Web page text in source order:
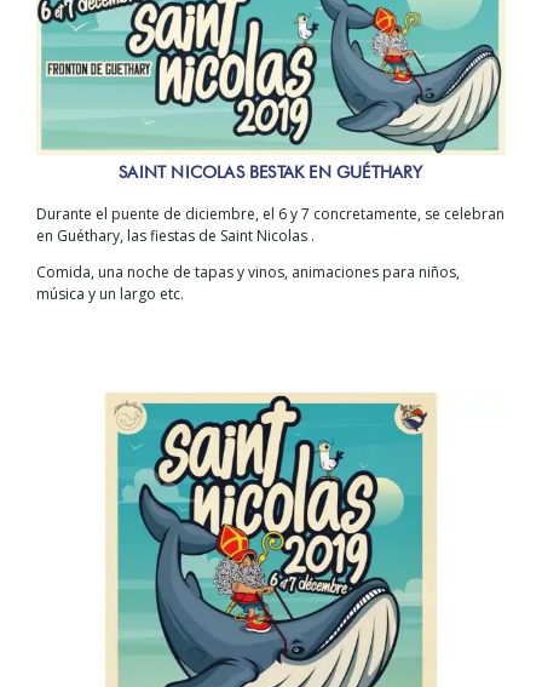
SAINT NICOLAS BESTAK EN GUÉTHARY
Durante el puente de diciembre, el 6 y 7 concretamente, se celebran
en Guéthary, las fiestas de Saint Nicolas .
Comida, una noche de tapas y vinos, animaciones para niños,
música y un largo etc.